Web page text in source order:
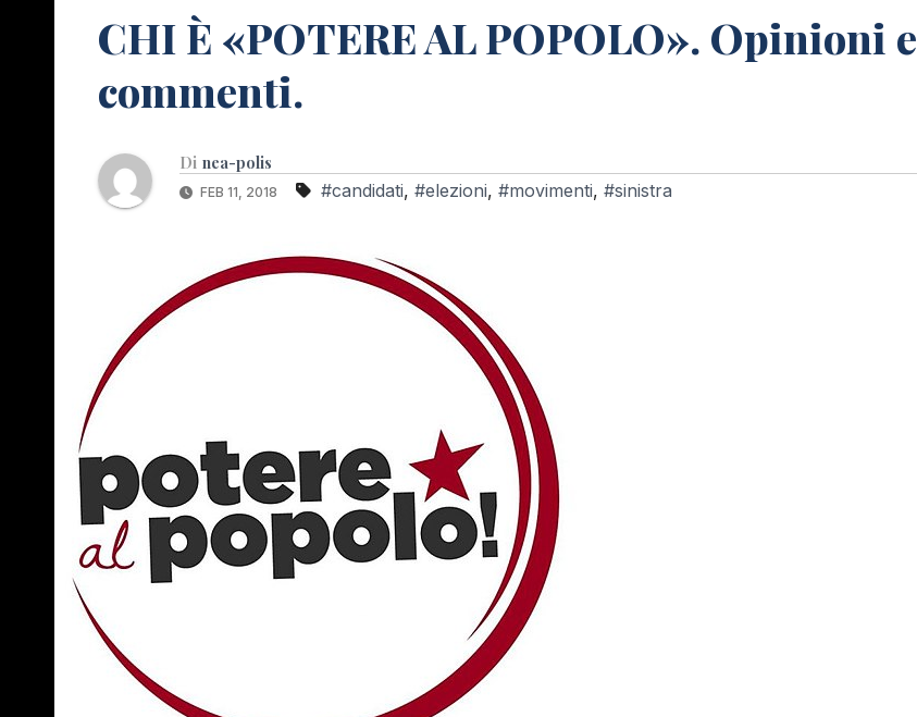
CHI È «POTERE AL POPOLO». Opinioni e
commenti.
Di nea-polis
FEB 11, 2018 #candidati, #elezioni, #movimenti, #sinistra